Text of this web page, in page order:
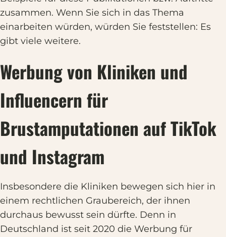
zusammen. Wenn Sie sich in das Thema
einarbeiten würden, würden Sie feststellen: Es
gibt viele weitere.
Werbung von Kliniken und
Influencern für
Brustamputationen auf TikTok
und Instagram
Insbesondere die Kliniken bewegen sich hier in
einem rechtlichen Graubereich, der ihnen
durchaus bewusst sein dürfte. Denn in
Deutschland ist seit 2020 die Werbung für